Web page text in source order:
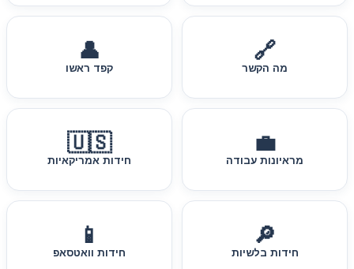
🔗
מה הקשר
👤
קפד ראשו
💼
מראיונות עבודה
🇺🇸
חידות אמריקאיות
🔎
חידות בלשיות
📱
חידות וואטסאפ